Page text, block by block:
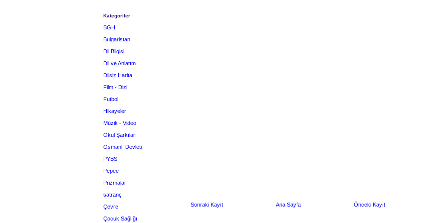
Sonraki Kayıt Önceki Kayıt
Ana Sayfa
Kategoriler
BGH
Bulgaristan
Dil Bilgisi
Dil ve Anlatım
Dilsiz Harita
Film - Dizi
Futbol
Hikayeler
Müzik - Video
Okul Şarkıları
Osmanlı Devleti
PYBS
Pepee
Prizmalar
satranç
Çevre
Çocuk Sağlığı